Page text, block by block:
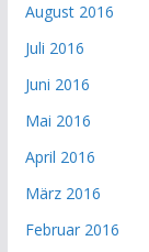
August 2016
Juli 2016
Juni 2016
Mai 2016
April 2016
März 2016
Februar 2016